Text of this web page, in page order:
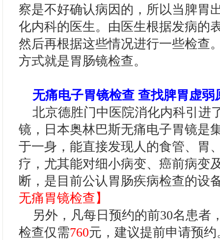
察是不好确认病因的，所以当脾胃
化内科的医生。由医生根据发病的
然后再根据这些情况进行一些检查
方式就是胃肠镜检查。
无痛电子胃镜检查 查找脾胃虚弱
北京德胜门中医院消化内科引进
镜，日本奥林巴斯无痛电子胃镜是
于一身，能直接发现人的食管、胃
疗，尤其能对细小病变、癌前病变
断，是目前公认胃肠疾病检查的设
无痛胃镜检查】
另外，凡每日预约的前30名患者
检查仅需760元，建议提前申请预